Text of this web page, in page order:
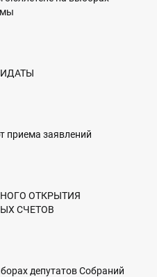
приема заявлений
ОТКРЫТИЯ
СЧЕТОВ
депутатов Собраний